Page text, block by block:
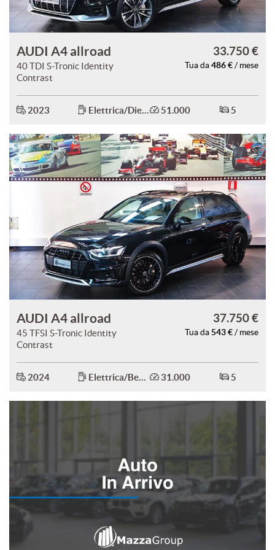
AUDI A4 allroad
40 TDI S-Tronic Identity
Contrast
33.750 €
Tua da 486 € / mese
2023 Elettrica/Diesel 51.000 5
AUDI A4 allroad
45 TFSI S-Tronic Identity
Contrast
37.750 €
Tua da 543 € / mese
2024 Elettrica/Benzina 31.000 5